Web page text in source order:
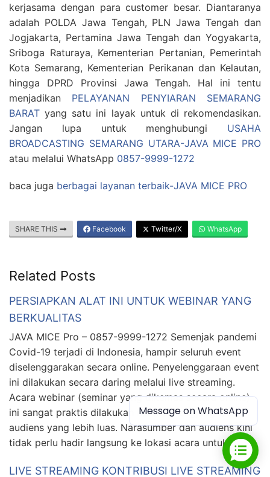
kerjasama dengan para customer besar. Diantaranya
adalah POLDA Jawa Tengah, PLN Jawa Tengah dan
Jogjakarta, Pertamina Jawa Tengah dan Yogyakarta,
Sriboga Raturaya, Kementerian Pertanian, Pemerintah
Kota Semarang, Kementerian Perikanan dan Kelautan,
hingga DPRD Provinsi Jawa Tengah. Hal ini tentu
menjadikan PELAYANAN PENYIARAN SEMARANG
BARAT yang satu ini layak untuk di rekomendasikan.
Jangan lupa untuk menghubungi USAHA
BROADCASTING SEMARANG UTARA-JAVA MICE PRO
atau melalui WhatsApp 0857-9999-1272
baca juga berbagai layanan terbaik-JAVA MICE PRO
SHARE THIS Facebook Twitter/X WhatsApp
Related Posts
PERSIAPKAN ALAT INI UNTUK WEBINAR YANG
BERKUALITAS
JAVA MICE Pro – 0857-9999-1272 Semenjak pandemi
Covid-19 terjadi di Indonesia, hampir seluruh event
diselenggarakan secara online. Penyelenggaraan event
ini dilakukan secara daring melalui live streaming.
Acara webinar (seminar yang dikemas secara online)
ini sangat praktis dilakukan karena mengjangkau
audiens yang lebih luas. Narasumber dan audiens kini
tidak perlu hadir langsung ke lokasi acara untuk …
LIVE STREAMING KONTRIBUSI LIVE STREAMING
Message on WhatsApp